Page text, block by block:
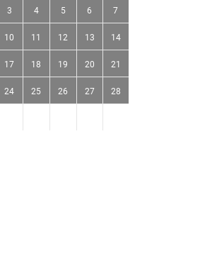
3 4 5 6 7
10 11 12 13 14
17 18 19 20 21
24 25 26 27 28